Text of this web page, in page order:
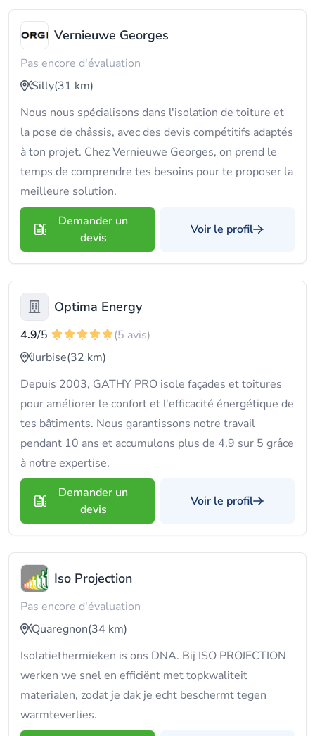
Vernieuwe Georges
Pas encore d'évaluation
Silly(31 km)
Nous nous spécialisons dans l'isolation de toiture et
la pose de châssis, avec des devis compétitifs adaptés
à ton projet. Chez Vernieuwe Georges, on prend le
temps de comprendre tes besoins pour te proposer la
meilleure solution.
Demander un
devis
Voir le profil
Optima Energy
4.9/5
(5 avis)
Jurbise(32 km)
Depuis 2003, GATHY PRO isole façades et toitures
pour améliorer le confort et l'efficacité énergétique de
tes bâtiments. Nous garantissons notre travail
pendant 10 ans et accumulons plus de 4.9 sur 5 grâce
à notre expertise.
Demander un
devis
Voir le profil
Iso Projection
Pas encore d'évaluation
Quaregnon(34 km)
Isolatiethermieken is ons DNA. Bij ISO PROJECTION
werken we snel en efficiënt met topkwaliteit
materialen, zodat je dak je echt beschermt tegen
warmteverlies.